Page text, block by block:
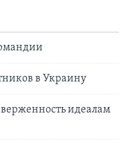
в Украину
идеалам